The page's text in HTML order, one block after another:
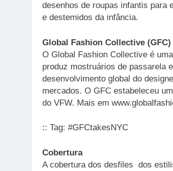
desenhos de roupas infantis para
e destemidos da infância.
Global Fashion Collective (GFC)
O Global Fashion Collective é
produz mostruários de passarela
desenvolvimento global do
mercados. O GFC estabeleceu
do VFW. Mais em
:: Tag: #GFCtakesNYC
Cobertura
A cobertura dos desfiles dos